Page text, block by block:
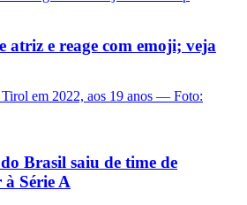
atriz e reage com emoji; veja
Brasil saiu de time de
Série A